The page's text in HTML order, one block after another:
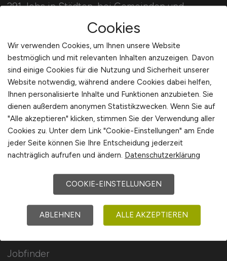
291 Jobs in Städten, bei Gemeinden und
Behörden und bei öffentlichen Einrichtungen.
Für Arbeitnehmer
Jobfinder
Für Arbeitgeber
Stellenanzeigen schalten
Mediadaten & Konditionen
Arbeitgeber Seite
Arbeitgeber Kontakt
Karrierenetzwerk
Cookies
Wir verwenden Cookies, um Ihnen unsere Website
bestmöglich und mit relevanten Inhalten anzuzeigen. Davon
sind einige Cookies für die Nutzung und Sicherheit unserer
Website notwendig, während andere Cookies dabei helfen,
Ihnen personalisierte Inhalte und Funktionen anzubieten. Sie
dienen außerdem anonymen Statistikzwecken. Wenn Sie auf
"Alle akzeptieren" klicken, stimmen Sie der Verwendung aller
Cookies zu. Unter dem Link "Cookie-Einstellungen" am Ende
jeder Seite können Sie Ihre Entscheidung jederzeit
nachträglich aufrufen und ändern. Datenschutzerklärung
COOKIE-EINSTELLUNGEN
ABLEHNEN ALLE AKZEPTIEREN